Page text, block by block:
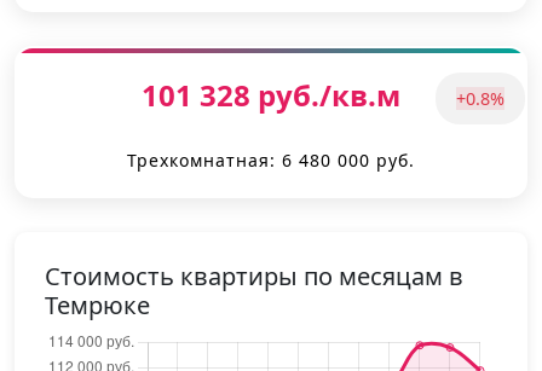
101 328 руб./кв.м +0.8%
Трехкомнатная: 6 480 000 руб.
Стоимость квартиры по месяцам в
Темрюке